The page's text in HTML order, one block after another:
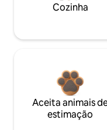
Cozinha
Aceita animais
estimação